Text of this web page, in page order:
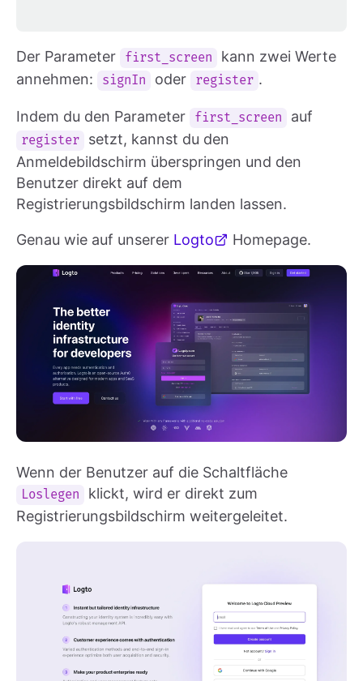
Der Parameter first_screen
kann zwei Werte
annehmen:
signIn oder register .
Indem du den Parameter first_screen auf
register
setzt, kannst du den
Anmeldebildschirm überspringen und den
Benutzer direkt auf dem
Registrierungsbildschirm landen lassen.
Genau wie auf unserer Logto Homepage.
Wenn der Benutzer auf die Schaltfläche
Loslegen
klickt, wird er direkt zum
Registrierungsbildschirm weitergeleitet.